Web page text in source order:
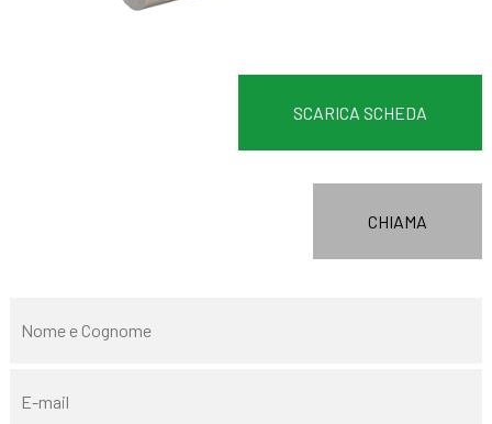
SCARICA SCHEDA
CHIAMA